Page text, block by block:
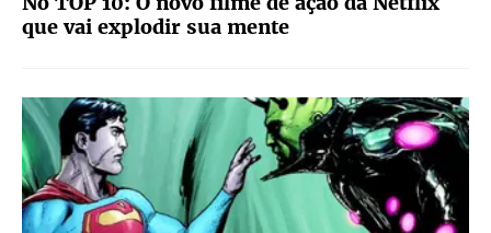
que vai explodir sua mente